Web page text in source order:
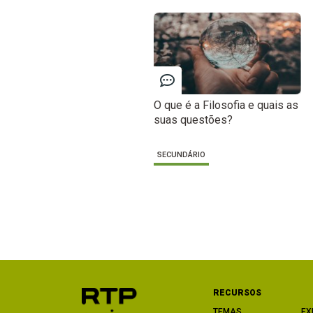
O que é a Filosofia e quais as
suas questões?
SECUNDÁRIO
RECURSOS